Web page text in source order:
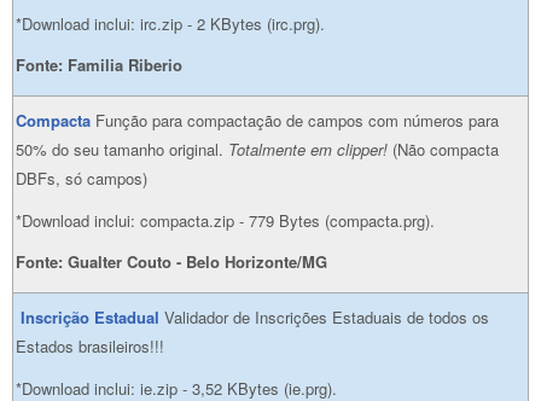
*Download inclui: irc.zip - 2 KBytes (irc.prg).
Fonte: Familia Riberio
Compacta Função para compactação de campos com números para
50% do seu tamanho original. Totalmente em clipper! (Não compacta
DBFs, só campos)
*Download inclui: compacta.zip - 779 Bytes (compacta.prg).
Fonte: Gualter Couto - Belo Horizonte/MG
Inscrição Estadual Validador de Inscrições Estaduais de todos os
Estados brasileiros!!!
*Download inclui: ie.zip - 3,52 KBytes (ie.prg).